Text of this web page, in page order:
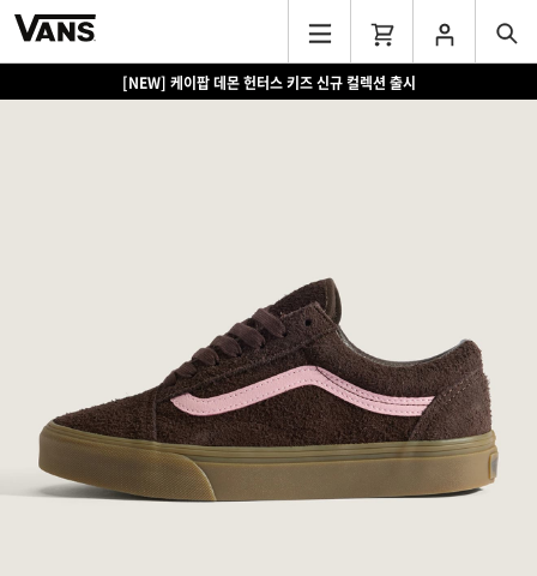
[NEW] 케이팝 데몬 헌터스 키즈 신규 컬렉션 출시